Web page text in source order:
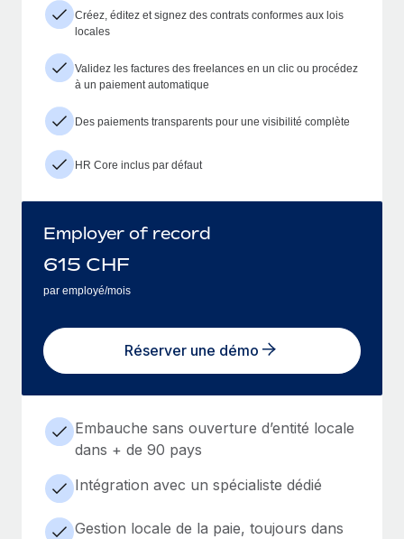
Créez, éditez et signez des contrats conformes aux lois
locales
Validez les factures des freelances en un clic ou procédez
à un paiement automatique
Des paiements transparents pour une visibilité complète
HR Core inclus par défaut
Employer of record
615 CHF
par employé/mois
Réserver une démo
Embauche sans ouverture d’entité locale
dans + de 90 pays
Intégration avec un spécialiste dédié
Gestion locale de la paie, toujours dans